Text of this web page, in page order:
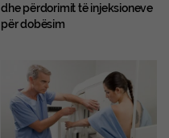
dhe përdorimit të injeksioneve
për dobësim